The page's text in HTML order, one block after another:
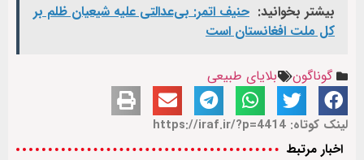
بیشتر بخوانید: حنیف اتمر: بی‌عدالتی علیه شیعیان ظلم بر
کل ملت افغانستان است
گوناگون بلایای طبیعی
لینک کوتاه: https://iraf.ir/?p=4414
اخبار مرتبط